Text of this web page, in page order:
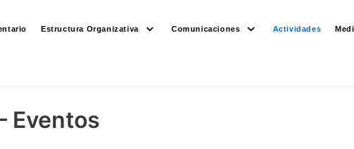
Estructura Organizativa Comunicaciones Actividades
Eventos